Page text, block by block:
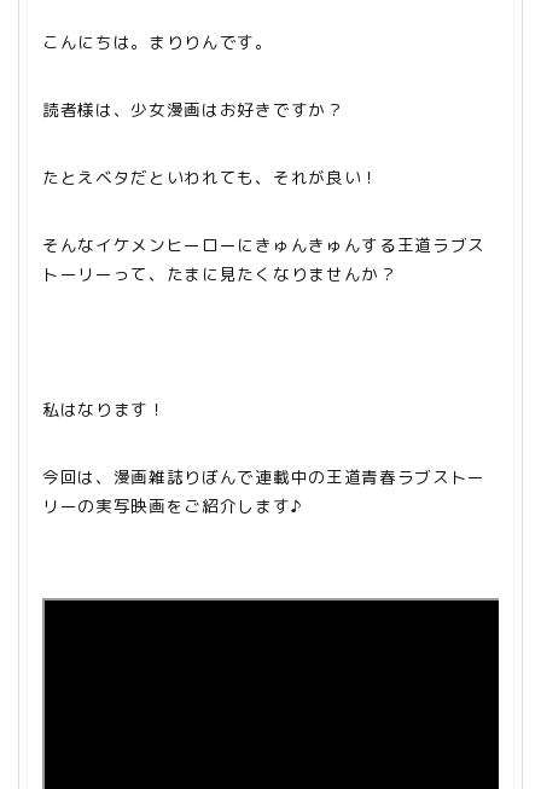
こんにちは。まりりんです。
読者様は、少女漫画はお好きですか？
たとえベタだといわれても、それが良い！
そんなイケメンヒーローにきゅんきゅんする王道ラブス
トーリーって、たまに見たくなりませんか？
私はなります！
今回は、漫画雑誌りぼんで連載中の王道青春ラブストー
リーの実写映画をご紹介します♪